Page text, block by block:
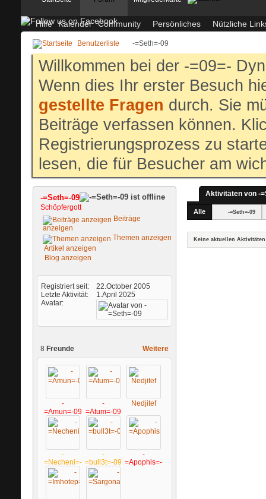
Hilfe Kalender Community Persönliches Nützliche
Benutzerliste -=Seth=-09
Willkommen bei der -=09=-
Wenn dies Ihr erster Besuch
gestellte Fragen durch. Sie
Beiträge verfassen können.
Registrierungsprozess zu
lesen, die für Besucher am
-=Seth=-09
Schöpfergott
Beiträge
anzeigen
Themen anzeigen
Artikel anzeigen
Blog anzeigen
Registriert seit
22.October 2005
Letzte Aktivität
1.April 2025
Avatar
Weitere
8 Freunde
-
=Amun=-09
-
=Atum=-09
Nedjitef
-
=Necheni=-09
-
=bull3t=-09
-
=Apophis=-09
Aktivitäten von -
Alle -=Seth=-09
Keine aktuellen Aktivitäten